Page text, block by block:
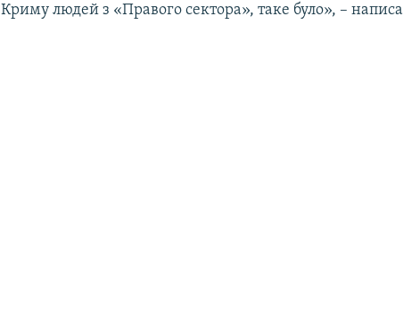
Криму людей з «Правого сектора», таке було», –